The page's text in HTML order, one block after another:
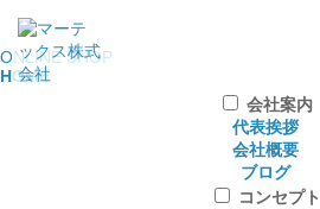
ONLINE SHOP
HOME
会社案内
代表挨拶
会社概要
ブログ
コンセプト